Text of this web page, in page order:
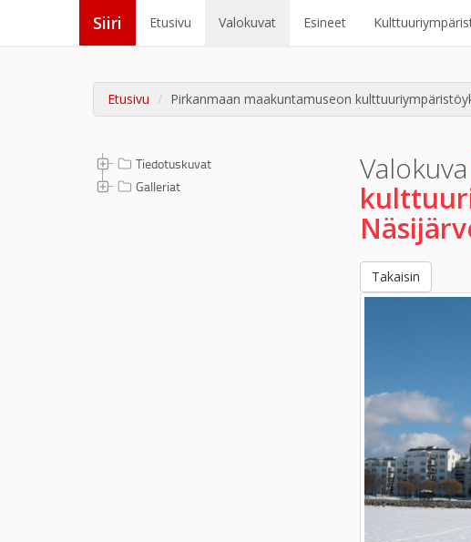
Siiri Etusivu Valokuvat Esineet
Etusivu Pirkanmaan maakuntamuseon
Tiedotuskuvat
Galleriat
Valokuva
Takaisin